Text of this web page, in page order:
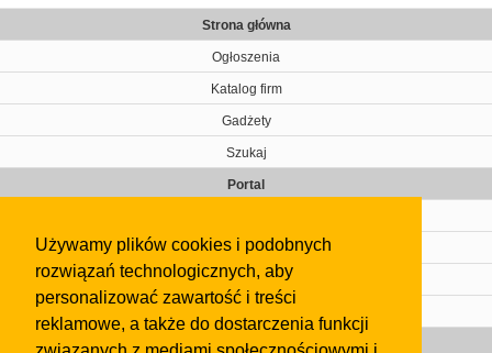
Używamy plików cookies i podobnych
rozwiązań technologicznych, aby
personalizować zawartość i treści
reklamowe, a także do dostarczenia funkcji
Strona główna
Ogłoszenia
Katalog firm
Gadżety
Szukaj
Portal
Kontakt
Regulamin
Gazeta